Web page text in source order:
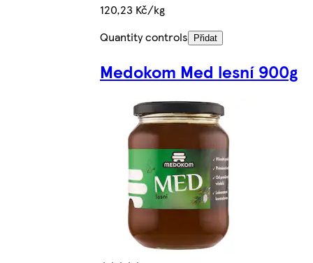
120,23 Kč/kg
Quantity controls
Přidat
Medokom Med lesní 900g